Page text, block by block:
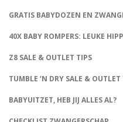
GRATIS BABYDOZEN EN
40X BABY ROMPERS: LEUKE
Z8 SALE & OUTLET TIPS
TUMBLE ‘N DRY SALE & OUTLET
BABYUITZET, HEB JIJ ALLES AL?